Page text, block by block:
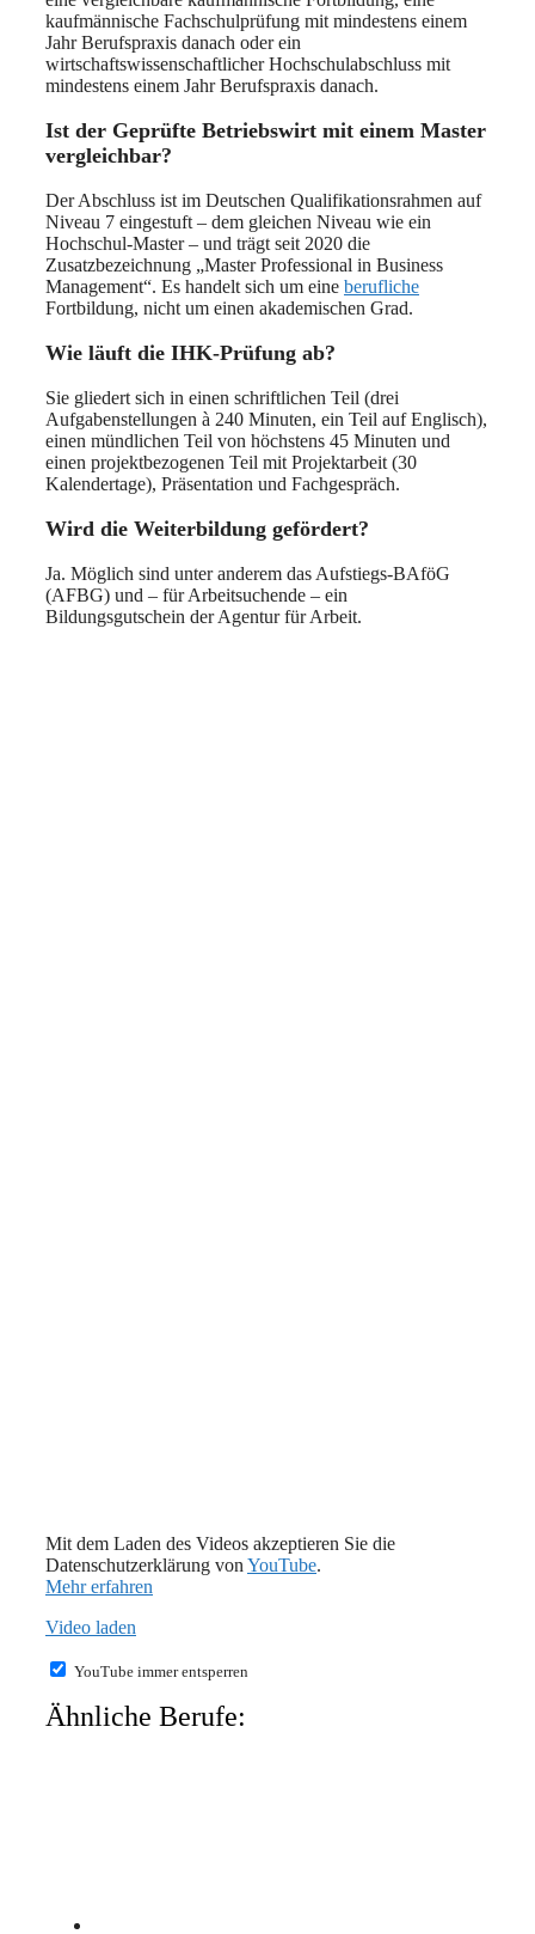
kaufmännische Fachschulprüfung mit mindestens einem
Jahr Berufspraxis danach oder ein
wirtschaftswissenschaftlicher Hochschulabschluss mit
mindestens einem Jahr Berufspraxis danach.
Ist der Geprüfte Betriebswirt mit einem Master
vergleichbar?
Der Abschluss ist im Deutschen Qualifikationsrahmen auf
Niveau 7 eingestuft – dem gleichen Niveau wie ein
Hochschul-Master – und trägt seit 2020 die
Zusatzbezeichnung „Master Professional in Business
Management“. Es handelt sich um eine berufliche
Fortbildung, nicht um einen akademischen Grad.
Wie läuft die IHK-Prüfung ab?
Sie gliedert sich in einen schriftlichen Teil (drei
Aufgabenstellungen à 240 Minuten, ein Teil auf Englisch),
einen mündlichen Teil von höchstens 45 Minuten und
einen projektbezogenen Teil mit Projektarbeit (30
Kalendertage), Präsentation und Fachgespräch.
Wird die Weiterbildung gefördert?
Ja. Möglich sind unter anderem das Aufstiegs-BAföG
(AFBG) und – für Arbeitsuchende – ein
Bildungsgutschein der Agentur für Arbeit.
Mit dem Laden des Videos akzeptieren Sie die
Datenschutzerklärung von YouTube.
Mehr erfahren
Video laden
YouTube immer entsperren
Ähnliche Berufe: